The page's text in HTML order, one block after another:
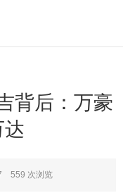
背后：万豪
达
559 次浏览